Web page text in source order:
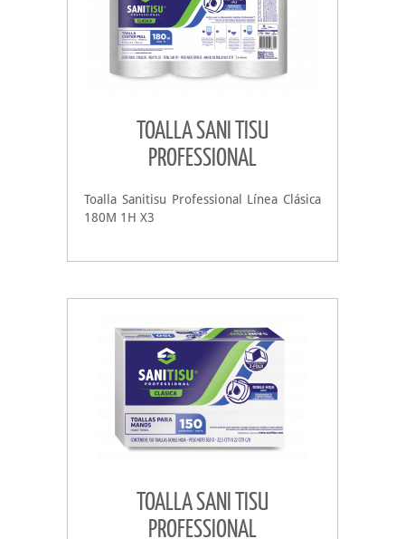
TOALLA SANI TISU
PROFESSIONAL
Toalla Sanitisu Professional Línea Clásica
180M 1H X3
TOALLA SANI TISU
PROFESSIONAL